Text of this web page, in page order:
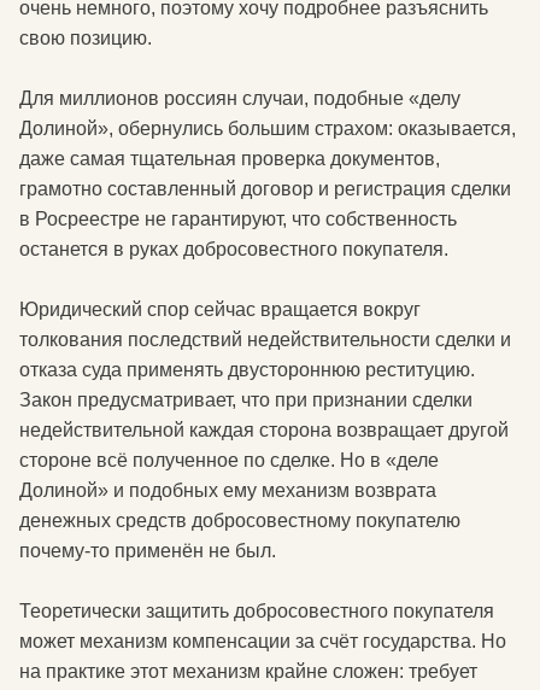
очень немного, поэтому хочу подробнее разъяснить
свою позицию.
Для миллионов россиян случаи, подобные «делу
Долиной», обернулись большим страхом: оказывается,
даже самая тщательная проверка документов,
грамотно составленный договор и регистрация сделки
в Росреестре не гарантируют, что собственность
останется в руках добросовестного покупателя.
Юридический спор сейчас вращается вокруг
толкования последствий недействительности сделки и
отказа суда применять двустороннюю реституцию.
Закон предусматривает, что при признании сделки
недействительной каждая сторона возвращает другой
стороне всё полученное по сделке. Но в «деле
Долиной» и подобных ему механизм возврата
денежных средств добросовестному покупателю
почему-то применён не был.
Теоретически защитить добросовестного покупателя
может механизм компенсации за счёт государства. Но
на практике этот механизм крайне сложен: требует